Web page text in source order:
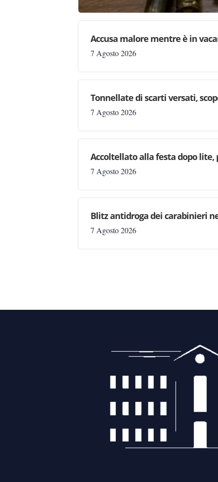
Accusa malore mentre è in
7 Agosto 2026
Tonnellate di scarti versati,
7 Agosto 2026
Accoltellato alla festa dopo lite,
7 Agosto 2026
Blitz antidroga dei carabinieri
7 Agosto 2026